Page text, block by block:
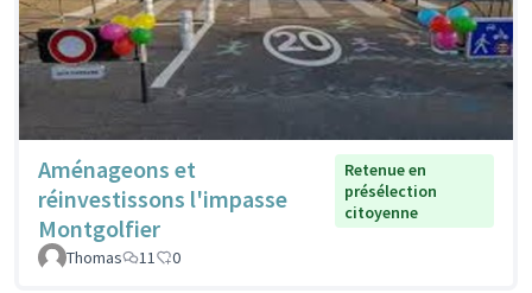
Aménageons et
réinvestissons l'impasse
Montgolfier
Retenue en
présélection
citoyenne
Thomas 11 0